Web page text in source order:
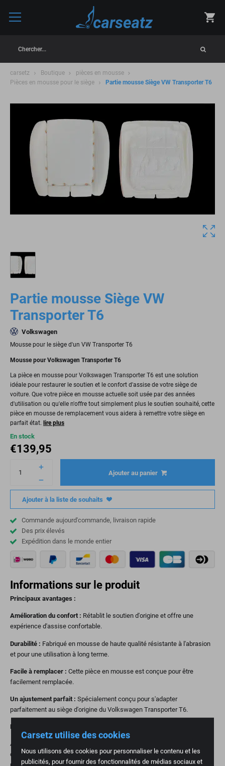
Carsetz utilise des cookies
Nous utilisons des cookies pour personnaliser le contenu et les
publicités, pour fournir des fonctionnalités de médias sociaux et
Chercher...
carsetz Boutique
pièces en mousse
Pièces en mousse pour le siège
Partie mousse Siège VW Transporter T6
Partie mousse Siège VW
Transporter T6
Volkswagen
Mousse pour le siège d'un VW Transporter T6
Mousse pour Volkswagen Transporter T6
La pièce en mousse pour Volkswagen Transporter T6 est une solution
idéale pour restaurer le soutien et le confort d'assise de votre siège de
voiture. Que votre pièce en mousse actuelle soit usée par des années
d'utilisation ou qu'elle n'offre tout simplement plus le soutien souhaité, cette
pièce en mousse de remplacement vous aidera à remettre votre siège en
parfait état. lire plus
En stock
€139,95
Ajouter au panier
Ajouter à la liste de souhaits
Commande aujourd'commande, livraison rapide
Des prix élevés
Expédition dans le monde entier
Informations sur le produit
Principaux avantages :
Amélioration du confort : Rétablit le soutien d'origine et offre une
expérience d'assise confortable.
Durabilité : Fabriqué en mousse de haute qualité résistante à l'abrasion
et pour une utilisation à long terme.
Facile à remplacer : Cette pièce en mousse est conçue pour être
facilement remplacée.
Un ajustement parfait : Spécialement conçu pour s'adapter
parfaitement au siège d'origine du Volkswagen Transporter T6.
Pourquoi remplacer une pièce en mousse ?
Avec le temps, la mousse des sièges de voiture peut perdre sa forme,
ce qui réduit le soutien et le confort. Le remplacement de la mousse est